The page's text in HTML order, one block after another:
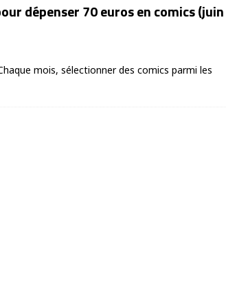
dépenser 70 euros en comics (juin
mois, sélectionner des comics parmi les